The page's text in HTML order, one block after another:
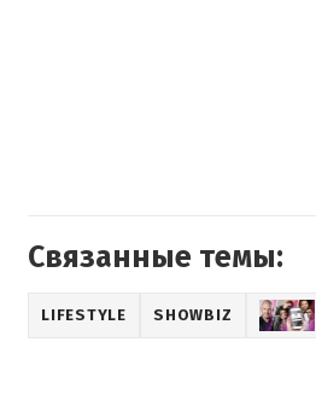
Связанные темы:
LIFESTYLE SHOWBIZ